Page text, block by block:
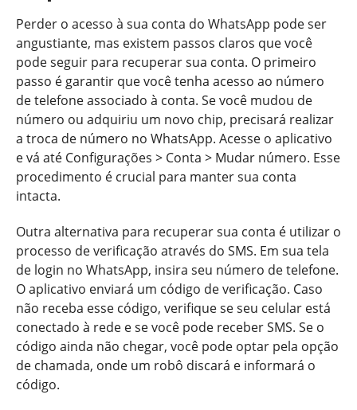
Perder o acesso à sua conta do WhatsApp pode ser
angustiante, mas existem passos claros que você
pode seguir para recuperar sua conta. O primeiro
passo é garantir que você tenha acesso ao número
de telefone associado à conta. Se você mudou de
número ou adquiriu um novo chip, precisará realizar
a troca de número no WhatsApp. Acesse o aplicativo
e vá até Configurações > Conta > Mudar número. Esse
procedimento é crucial para manter sua conta
intacta.
Outra alternativa para recuperar sua conta é utilizar o
processo de verificação através do SMS. Em sua tela
de login no WhatsApp, insira seu número de telefone.
O aplicativo enviará um código de verificação. Caso
não receba esse código, verifique se seu celular está
conectado à rede e se você pode receber SMS. Se o
código ainda não chegar, você pode optar pela opção
de chamada, onde um robô discará e informará o
código.